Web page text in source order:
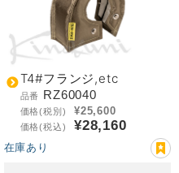
T4#フランジ,etc
品番 RZ60040
価格(税別) ¥25,600
価格(税込) ¥28,160
在庫あり